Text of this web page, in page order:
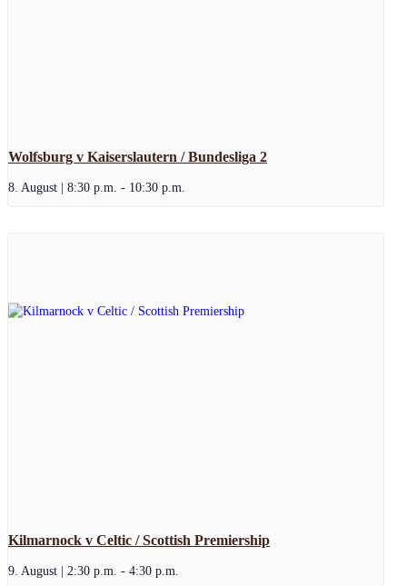
Wolfsburg v Kaiserslautern / Bundesliga 2
8. August | 8:30 p.m. - 10:30 p.m.
Kilmarnock v Celtic / Scottish Premiership
9. August | 2:30 p.m. - 4:30 p.m.